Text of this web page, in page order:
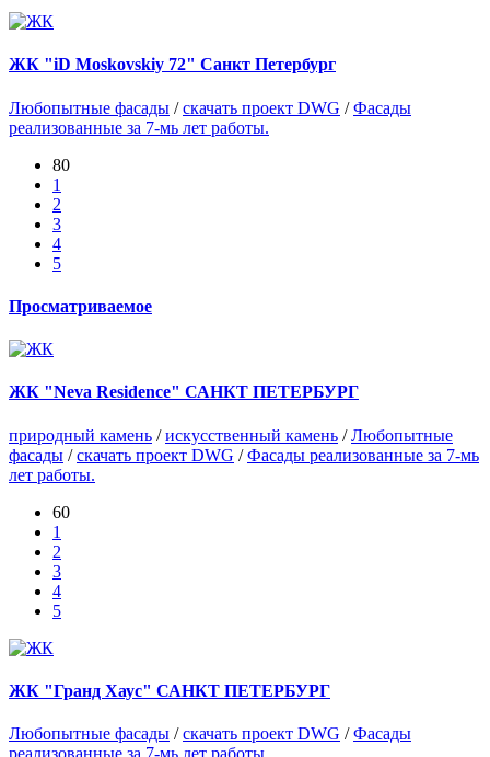
ЖК "iD Moskovskiy 72" Санкт Петербург
Любопытные фасады /скачать проект DWG /Фасады
реализованные за 7-мь лет работы.
80
1
2
3
4
5
Просматриваемое
ЖК "Neva Residence" САНКТ ПЕТЕРБУРГ
природный камень /искусственный камень /Любопытные
фасады /скачать проект DWG /Фасады реализованные за 7-мь
лет работы.
60
1
2
3
4
5
ЖК "Гранд Хаус" САНКТ ПЕТЕРБУРГ
Любопытные фасады /скачать проект DWG /Фасады